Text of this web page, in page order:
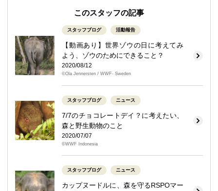
このスタッフの記事
スタッフブログ 活動報告
【動画あり】世界ゾウの日に考えてみ
よう、ゾウのためにできること？
2020/08/12
©Ola Jennersten / WWF- Sweden
スタッフブログ ニュース
7/7のチョコレートデイ？に考えたい、
森と野生動物のこと
2020/07/07
©WWF Indonesia
スタッフブログ ニュース
カップヌードルに、森を守るRSPOマー